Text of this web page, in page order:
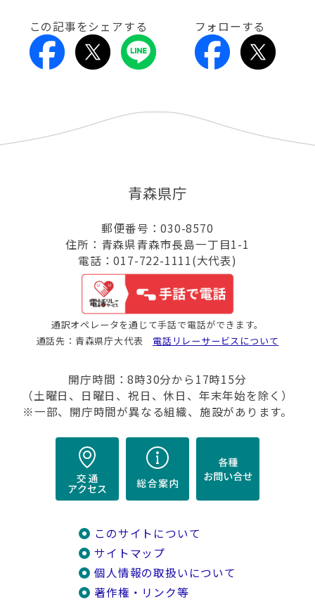
この記事をシェアする フォローする
青森県庁
郵便番号：030-8570
住所：青森県青森市長島一丁目1-1
電話：017-722-1111(大代表)
通訳オペレータを通じて手話で電話ができます。
通話先：青森県庁大代表 電話リレーサービスについて
開庁時間：8時30分から17時15分
（土曜日、日曜日、祝日、休日、年末年始を除く）
※一部、開庁時間が異なる組織、施設があります。
このサイトについて
サイトマップ
個人情報の取扱いについて
著作権・リンク等